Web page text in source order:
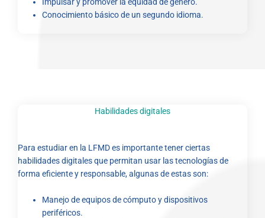
Impulsar y promover la equidad de género.
Conocimiento básico de un segundo idioma.
Habilidades digitales
Para estudiar en la LFMD es importante tener ciertas
habilidades digitales que permitan usar las tecnologías de
forma eficiente y responsable, algunas de estas son:
Manejo de equipos de cómputo y dispositivos
periféricos.